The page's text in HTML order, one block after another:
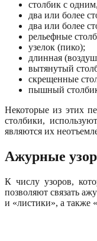
столбик с
два или более
два или более
рельефные
узелок (пико);
длинная
вытянутый
скрещенные
пышный
Некоторые из этих
столбики,
являются их
Ажурные
К числу узоров,
позволяют связать
и «листики», а также